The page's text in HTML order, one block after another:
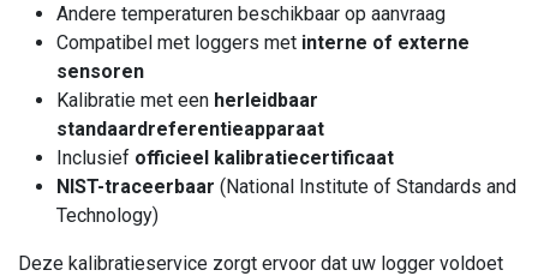
Andere temperaturen beschikbaar op aanvraag
Compatibel met loggers met interne of externe
sensoren
Kalibratie met een herleidbaar
standaardreferentieapparaat
Inclusief officieel kalibratiecertificaat
NIST-traceerbaar (National Institute of Standards and
Technology)
Deze kalibratieservice zorgt ervoor dat uw logger voldoet